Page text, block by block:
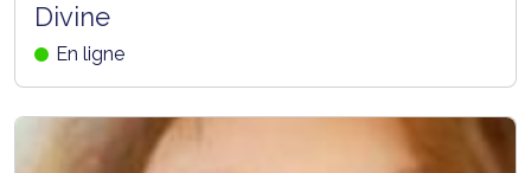
Divine
En ligne